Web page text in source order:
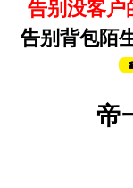
告别没客户
告别背包陌
帝